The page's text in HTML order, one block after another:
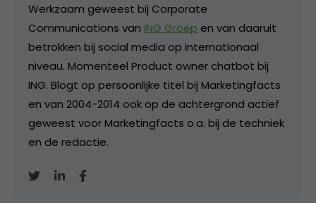
Werkzaam geweest bij Corporate
Communications van ING Groep en van daaruit
betrokken bij social media op internationaal
niveau. Momenteel Product owner chatbot bij
ING. Blogt op persoonlijke titel bij Marketingfacts
en van 2004-2014 ook op de achtergrond actief
geweest voor Marketingfacts o.a. bij de techniek
en de redactie.